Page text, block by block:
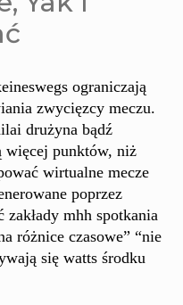
ograniczają
zwycięzcy meczu.
drużyna bądź
więcej punktów, niż
wirtualne mecze
poprzez
mhh spotkania
różnice czasowe” “nie
się watts środku